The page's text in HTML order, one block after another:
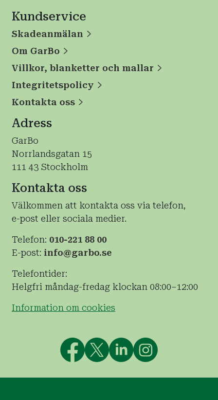
Kundservice
Skadeanmälan
Om GarBo
Villkor, blanketter och mallar
Integritetspolicy
Kontakta oss
Adress
GarBo
Norrlandsgatan 15
111 43 Stockholm
Kontakta oss
Välkommen att kontakta oss via telefon,
e-post eller sociala medier.
Telefon: 010-221 88 00
E-post: info@garbo.se
Telefontider:
Helgfri måndag-fredag klockan 08:00–12:00
Information om cookies